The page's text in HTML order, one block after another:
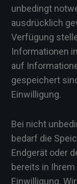
unbedingt
ausdrücklich
Verfügung
Informationen
auf
gespeichert
Einwilligung.
Bei nicht
bedarf die
Endgerät oder
bereits in
Einwilligung.